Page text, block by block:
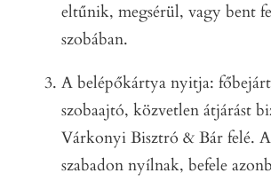
eltűnik, megsérül, vagy bent
szobában.
A belépőkártya nyitja:
szobaajtó, közvetlen átjárást
Várkonyi Bisztró & Bár felé.
szabadon nyílnak, befele